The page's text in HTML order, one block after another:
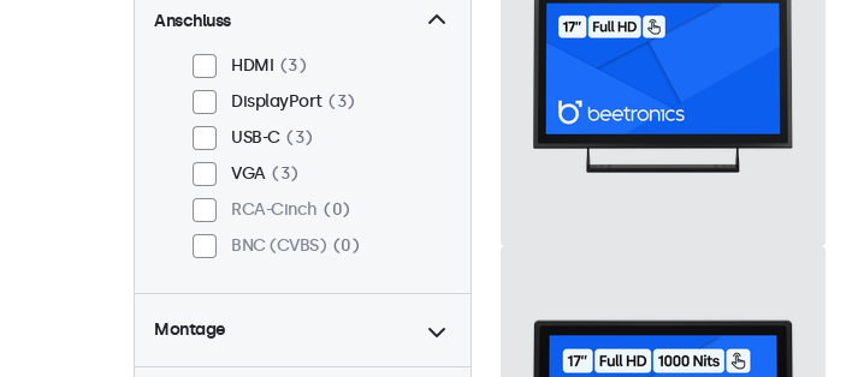
Anschluss
HDMI
3
DisplayPort
3
USB-C
3
VGA
3
RCA-Cinch
0
BNC (CVBS)
0
Montage
Tisch
2